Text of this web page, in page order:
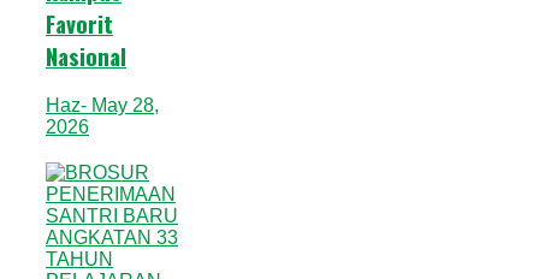
Favorit
Nasional
Haz- May 28,
2026